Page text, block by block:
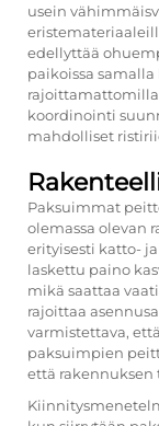
usein
edellyttää
paikoissa
koordinointi
mahdolliset
Paksuimmat
olemassa olevan
erityisesti katto-
laskettu paino
mikä saattaa
rajoittaa
varmistettava,
paksuimpien
että rakennuksen